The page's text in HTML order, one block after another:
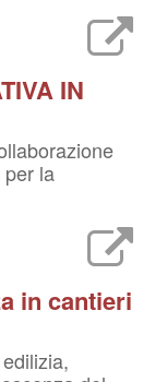
IN
la
in cantieri